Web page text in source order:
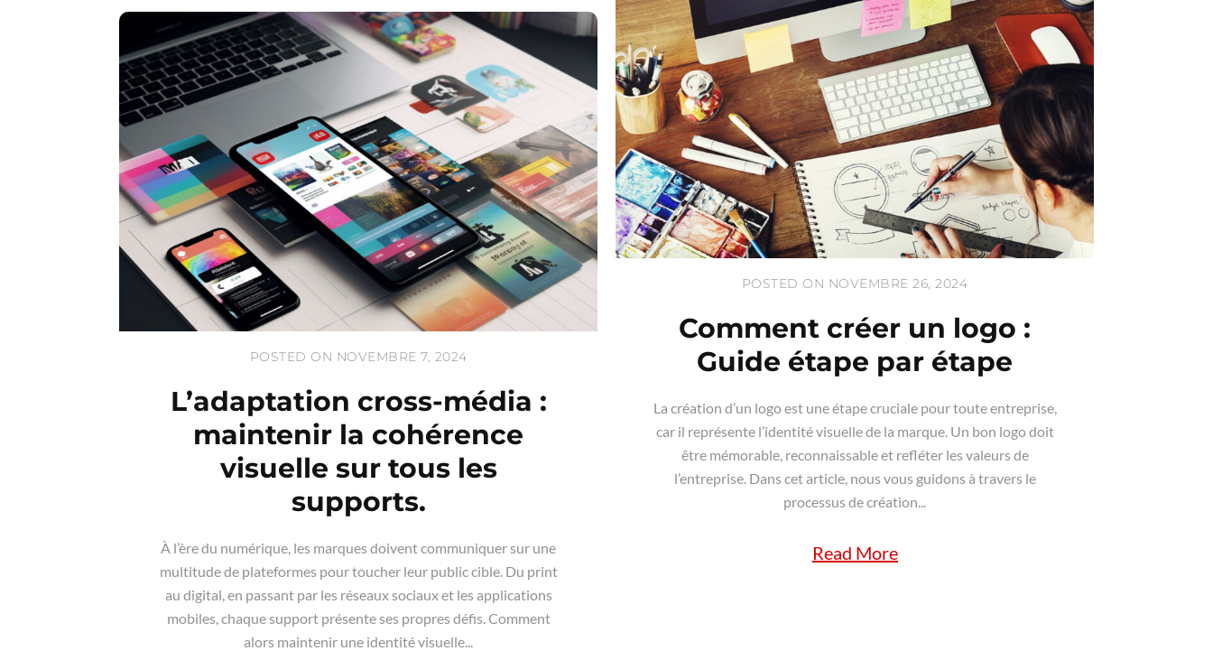
POSTED ON NOVEMBRE 26, 2024
Comment créer un logo :
Guide étape par étape
La création d’un logo est une étape cruciale pour toute entreprise,
car il représente l’identité visuelle de la marque. Un bon logo doit
être mémorable, reconnaissable et refléter les valeurs de
l’entreprise. Dans cet article, nous vous guidons à travers le
processus de création...
Read More
POSTED ON NOVEMBRE 7, 2024
L’adaptation cross-média :
maintenir la cohérence
visuelle sur tous les
supports.
À l’ère du numérique, les marques doivent communiquer sur une
multitude de plateformes pour toucher leur public cible. Du print
au digital, en passant par les réseaux sociaux et les applications
mobiles, chaque support présente ses propres défis. Comment
alors maintenir une identité visuelle...